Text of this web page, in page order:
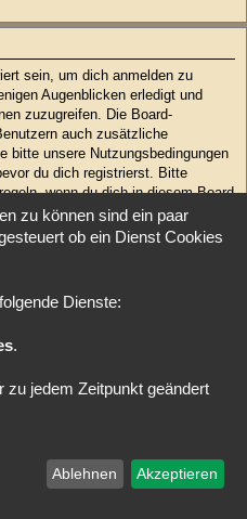
sein, um dich anmelden zu
Augenblicken erledigt und
zuzugreifen. Die Board-
auch zusätzliche
bitte unsere Nutzungsbedingungen
du dich registrierst. Bitte
wenn du dich in diesem Board
Design
zu können sind ein paar
ob ein Dienst Cookies
Dienste:
.
zu jedem Zeitpunkt geändert
Ablehnen Akzeptieren